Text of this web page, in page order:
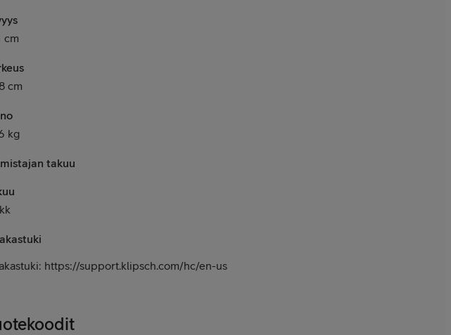
cm
cm
kg
takuu
https://support.klipsch.com/hc/en-us